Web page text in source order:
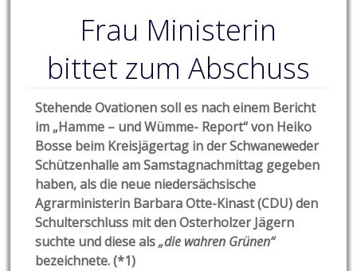
Frau Ministerin
bittet zum Abschuss
Stehende Ovationen soll es nach einem Bericht
im „Hamme – und Wümme- Report“ von Heiko
Bosse beim Kreisjägertag in der Schwaneweder
Schützenhalle am Samstagnachmittag gegeben
haben, als die neue niedersächsische
Agrarministerin Barbara Otte-Kinast (CDU) den
Schulterschluss mit den Osterholzer Jägern
suchte und diese als„die wahren Grünen“
bezeichnete. (*1)